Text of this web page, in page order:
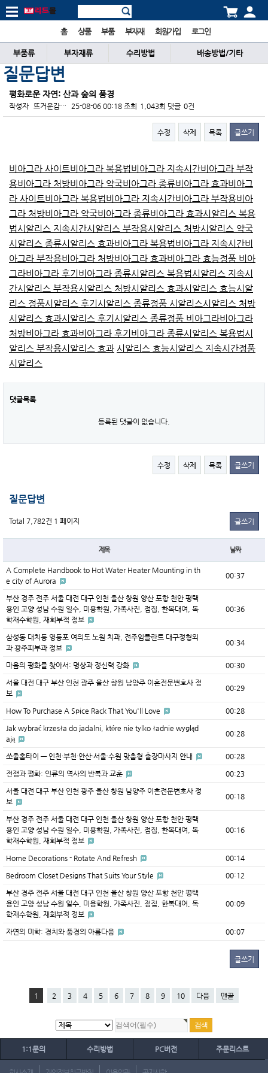
홈 상품 부품 부자재 회원가입 로그인
부품류 부자재류 수리방법 배송방법/기타
질문답변
평화로운 자연: 산과 숲의 풍경
작성자 뜨거운감… 25-08-06 00:18 조회 1,043회 댓글 0건
수정 삭제 목록 글쓰기
비아그라 사이트비아그라 복용법비아그라 지속시간비아그라 부작
용비아그라 처방비아그라 약국비아그라 종류비아그라 효과비아그
라 사이트비아그라 복용법비아그라 지속시간비아그라 부작용비아
그라 처방비아그라 약국비아그라 종류비아그라 효과시알리스 복용
법시알리스 지속시간시알리스 부작용시알리스 처방시알리스 약국
시알리스 종류시알리스 효과비아그라 복용법비아그라 지속시간비
아그라 부작용비아그라 처방비아그라 효과비아그라 효능정품 비아
그라비아그라 후기 비아그라 종류시알리스 복용법시알리스 지속시
간시알리스 부작용시알리스 처방시알리스 효과시알리스 효능시알
리스 정품시알리스 후기 시알리스 종류정품 시알리스시알리스 처방
시알리스 효과시알리스 후기 시알리스 종류정품 비아그라비아그라
처방비아그라 효과비아그라 후기 비아그라 종류시알리스 복용법시
알리스 부작용시알리스 효과 시알리스 효능시알리스 지속시간정품
시알리스
댓글목록
등록된 댓글이 없습니다.
수정 삭제 목록 글쓰기
질문답변
Total 7,782건 1 페이지 글쓰기
제목 날짜
A Complete Handbook to Hot Water Heater Mounting in th
e city of Aurora
00:37
부산 경주 전주 서울 대전 대구 인천 울산 창원 양산 포항 천안 평택
용인 고양 성남 수원 일수, 미용학원, 가족사진, 점집, 한복대여, 독
학재수학원, 재회부적 정보
00:36
삼성동 대치동 영등포 여의도 노원 치과, 전주임플란트 대구정형외
과 광주피부과 정보
00:34
마음의 평화를 찾아서: 명상과 정신력 강화 00:30
서울 대전 대구 부산 인천 광주 울산 창원 남양주 이혼전문변호사 정
보
00:29
How To Purchase A Spice Rack That You'll Love 00:28
Jak wybrać krzesła do jadalni, które nie tylko ładnie wygląd
ają
00:28
쏘울홈타이 — 인천·부천·안산·서울·수원 맞춤형 출장마사지 안내 00:28
전쟁과 평화: 인류의 역사의 반복과 교훈 00:23
서울 대전 대구 부산 인천 광주 울산 창원 남양주 이혼전문변호사 정
보
00:18
부산 경주 전주 서울 대전 대구 인천 울산 창원 양산 포항 천안 평택
용인 고양 성남 수원 일수, 미용학원, 가족사진, 점집, 한복대여, 독
학재수학원, 재회부적 정보
00:16
Home Decorations - Rotate And Refresh 00:14
Bedroom Closet Designs That Suits Your Style 00:12
부산 경주 전주 서울 대전 대구 인천 울산 창원 양산 포항 천안 평택
용인 고양 성남 수원 일수, 미용학원, 가족사진, 점집, 한복대여, 독
학재수학원, 재회부적 정보
00:09
자연의 미학: 경치와 풍경의 아름다움 00:07
글쓰기
1 2 3 4 5 6 7 8 9 10 다음 맨끝
1:1문의 수리방법 PC버전 주문리스트